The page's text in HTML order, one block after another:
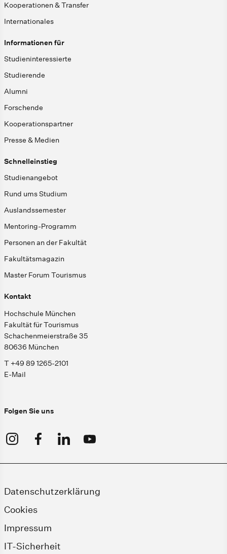
Kooperationen & Transfer
Internationales
Informationen für
Studieninteressierte
Studierende
Alumni
Forschende
Kooperationspartner
Presse & Medien
Schnelleinstieg
Studienangebot
Rund ums Studium
Auslandssemester
Mentoring-Programm
Personen an der Fakultät
Fakultätsmagazin
Master Forum Tourismus
Kontakt
Hochschule München
Fakultät für Tourismus
Schachenmeierstraße 35
80636 München
T +49 89 1265-2101
E-Mail
Folgen Sie uns
Datenschutzerklärung
Cookies
Impressum
IT-Sicherheit